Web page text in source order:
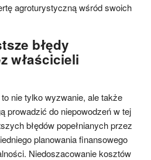
agroturystyczną wśród swoich
błędy
właścicieli
nie tylko wyzwanie, ale także
prowadzić do niepowodzeń w tej
błędów popełnianych przez
planowania finansowego
Niedoszacowanie kosztów